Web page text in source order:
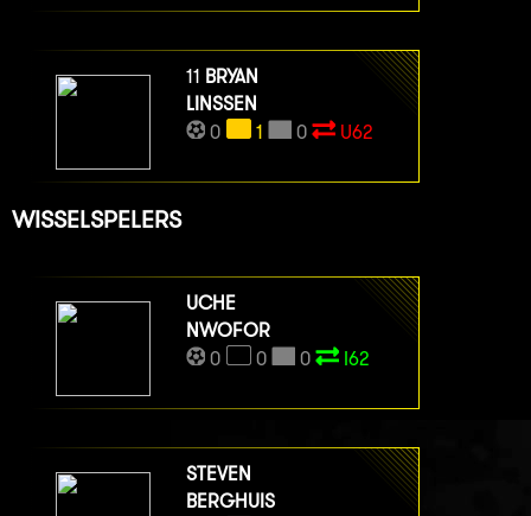
11 BRYAN
LINSSEN
0
1 0 U62
WISSELSPELERS
UCHE
NWOFOR
0
0 0 I62
STEVEN
BERGHUIS